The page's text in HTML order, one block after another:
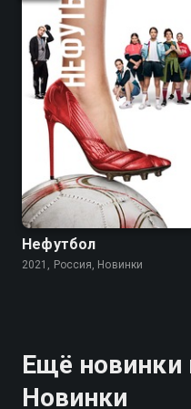
Нефутбол
2021, Россия, Новинки
Ещё новинки
Новинки